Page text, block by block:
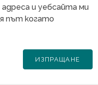
и уебсайта ми
път когато